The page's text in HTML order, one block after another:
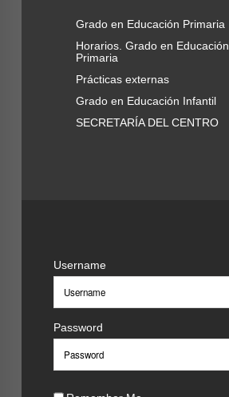
Grado en Educación Primaria
Horarios. Grado en Educación
Primaria
Prácticas externas
Grado en Educación Infantil
SECRETARÍA DEL CENTRO
Username
Password